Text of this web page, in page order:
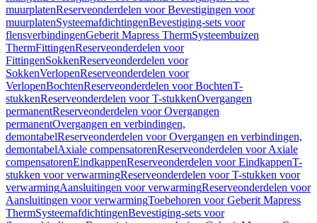
muurplatenReserveonderdelen voor Bevestigingen voor
muurplatenSysteemafdichtingenBevestiging-sets voor
flensverbindingenGeberit Mapress ThermSysteembuizen
ThermFittingenReserveonderdelen voor
FittingenSokkenReserveonderdelen voor
SokkenVerlopenReserveonderdelen voor
VerlopenBochtenReserveonderdelen voor BochtenT-
stukkenReserveonderdelen voor T-stukkenOvergangen
permanentReserveonderdelen voor Overgangen
permanentOvergangen en verbindingen,
demontabelReserveonderdelen voor Overgangen en verbindingen,
demontabelAxiale compensatorenReserveonderdelen voor Axiale
compensatorenEindkappenReserveonderdelen voor EindkappenT-
stukken voor verwarmingReserveonderdelen voor T-stukken voor
verwarmingAansluitingen voor verwarmingReserveonderdelen voor
Aansluitingen voor verwarmingToebehoren voor Geberit Mapress
ThermSysteemafdichtingenBevestiging-sets voor